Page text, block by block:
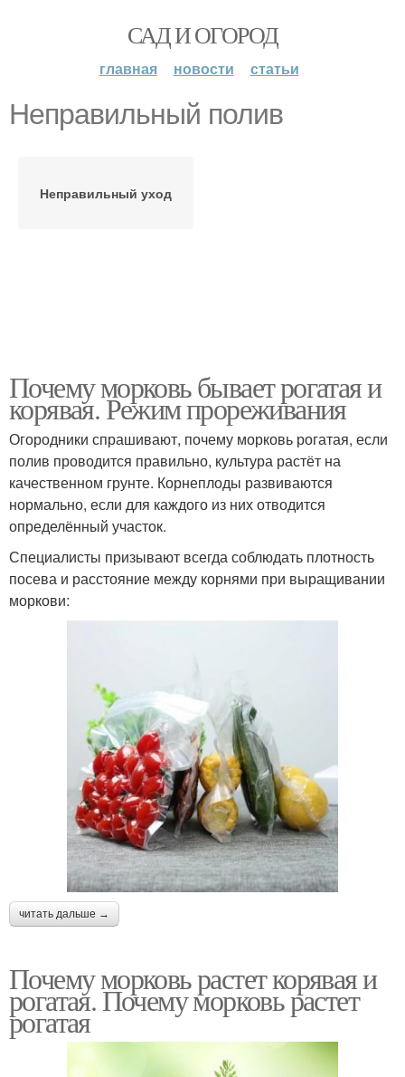
САД И ОГОРОД
главная новости статьи
Неправильный полив
Неправильный уход
Почему морковь бывает рогатая и
корявая. Режим прореживания
Огородники спрашивают, почему морковь рогатая, если
полив проводится правильно, культура растёт на
качественном грунте. Корнеплоды развиваются
нормально, если для каждого из них отводится
определённый участок.
Специалисты призывают всегда соблюдать плотность
посева и расстояние между корнями при выращивании
моркови:
читать дальше →
Почему морковь растет корявая и
рогатая. Почему морковь растет
рогатая